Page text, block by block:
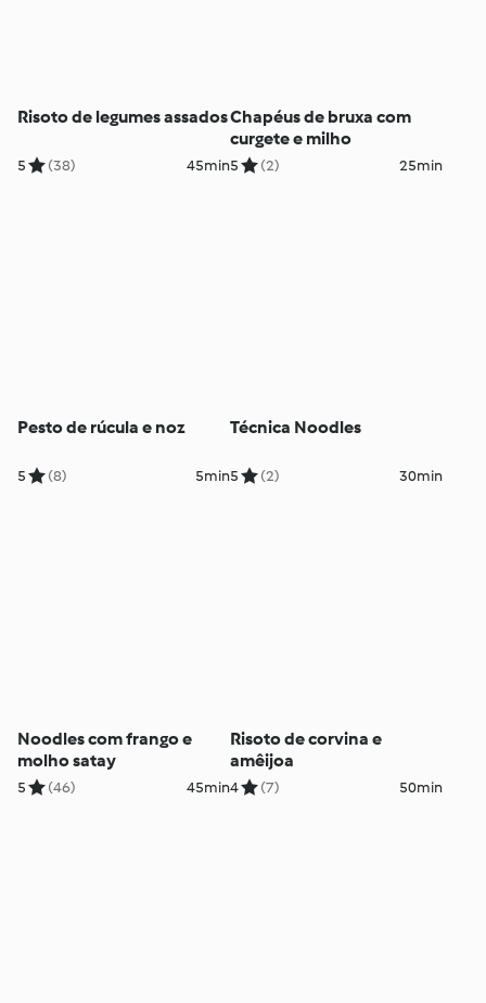
Risoto de legumes assados
5 (38) 45min
Chapéus de bruxa com
curgete e milho
5 (2) 25min
Pesto de rúcula e noz
5 (8) 5min
Técnica Noodles
5 (2) 30min
Noodles com frango e
molho satay
5 (46) 45min
Risoto de corvina e
amêijoa
4 (7) 50min